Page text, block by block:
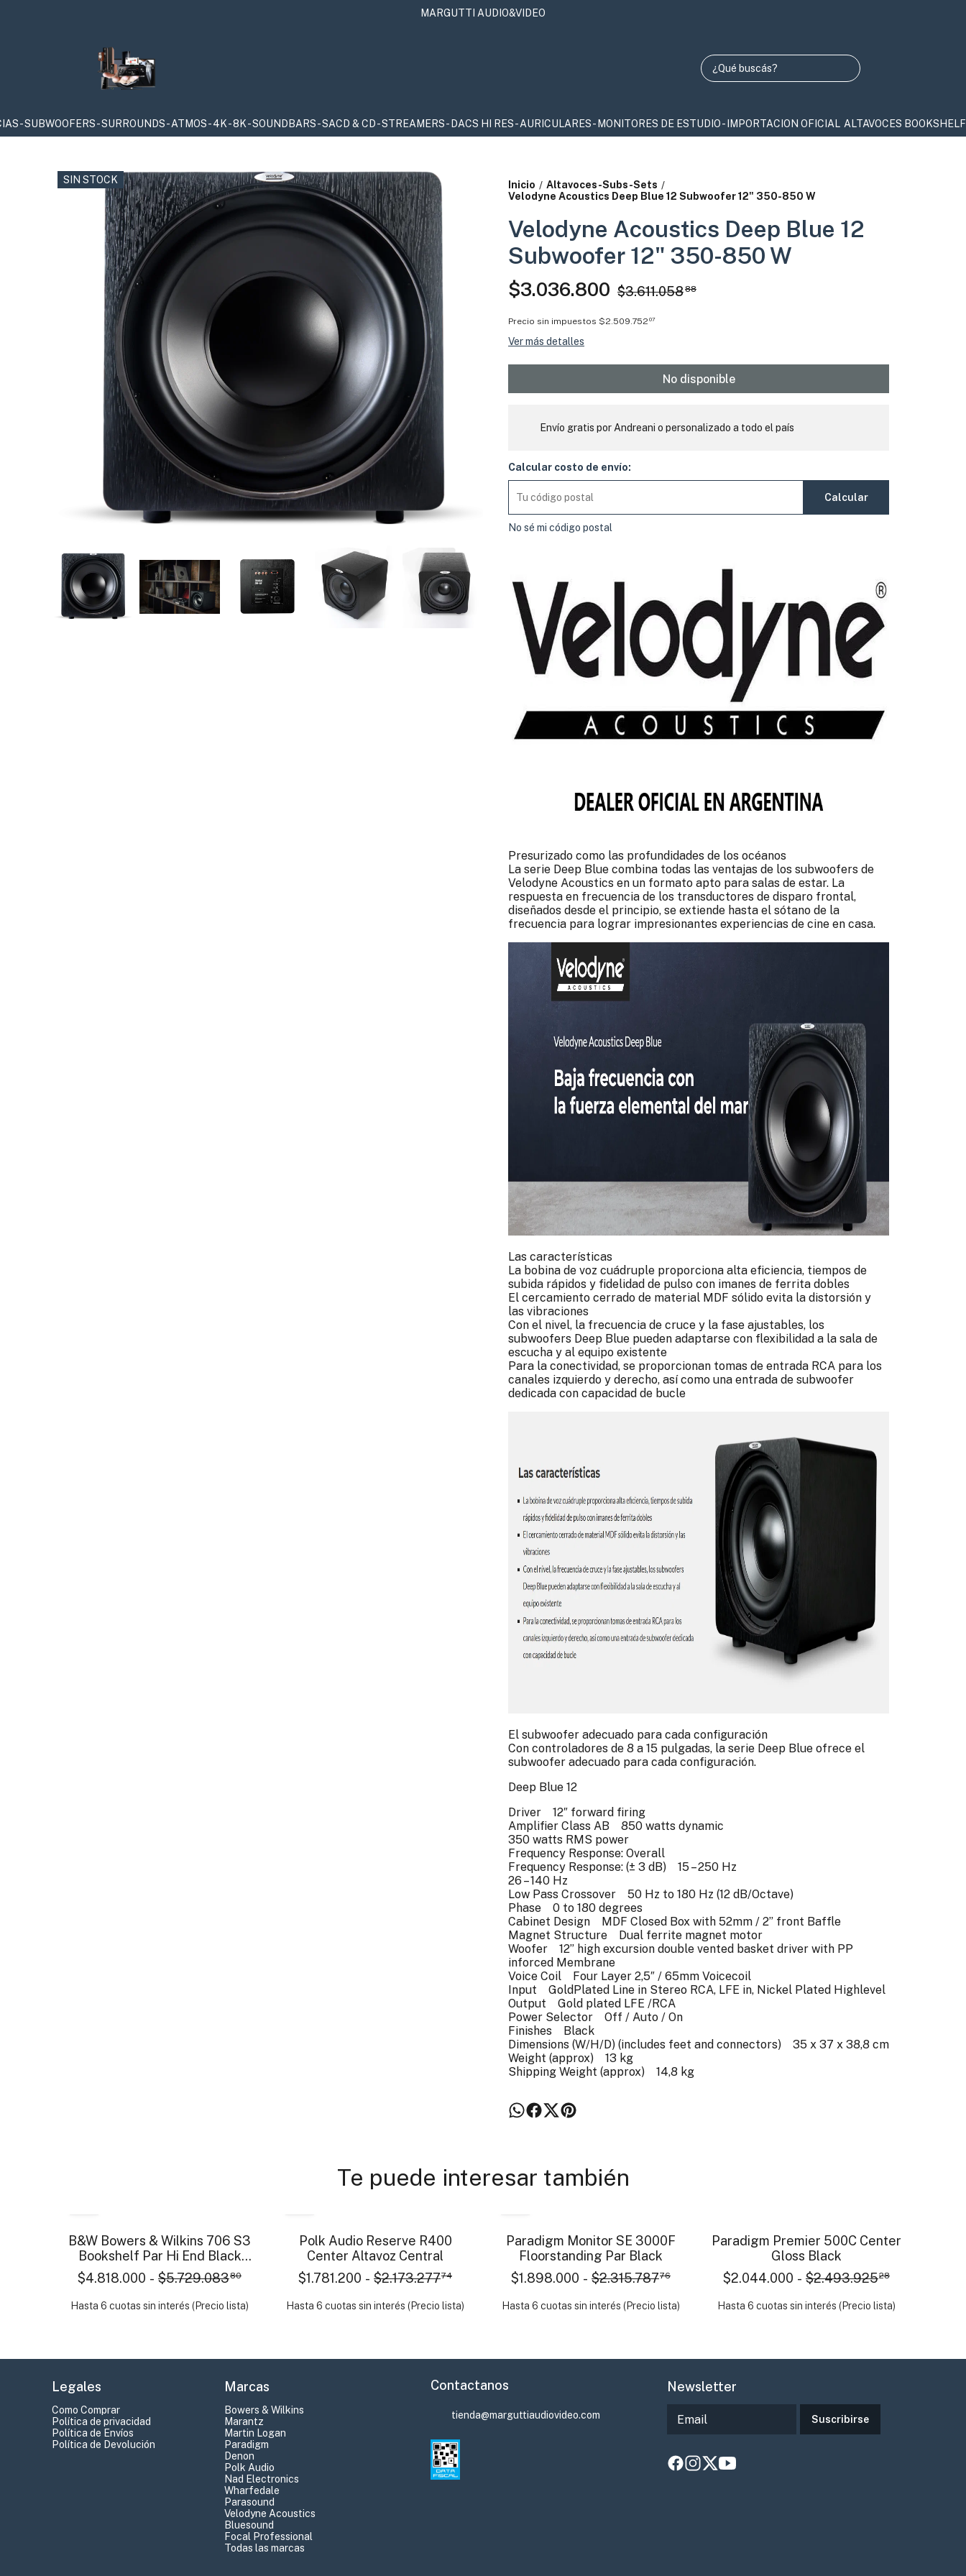
MARGUTTI AUDIO&VIDEO
- SURROUNDS - ATMOS - 4K - 8K - SOUNDBARS - SACD & CD - STREAMERS - DACS HI RES - AURICULARES - MONITORES DE ESTUDIO - IMPORTACION OFICIAL ALTAVOCES BOOKSHELFS Y
SIN STOCK Inicio / Altavoces-Subs-Sets /
Velodyne Acoustics Deep Blue 12 Subwoofer 12" 350-850 W
Velodyne Acoustics Deep Blue 12
Subwoofer 12" 350-850 W
$3.036.800 $3.611.05888
Precio sin impuestos $2.509.752 07
Ver más detalles
No disponible
Envío gratis por Andreani o personalizado a todo el país
Calcular costo de envío:
Calcular
No sé mi código postal
Presurizado como las profundidades de los océanos
La serie Deep Blue combina todas las ventajas de los subwoofers de
Velodyne Acoustics en un formato apto para salas de estar. La
respuesta en frecuencia de los transductores de disparo frontal,
diseñados desde el principio, se extiende hasta el sótano de la
frecuencia para lograr impresionantes experiencias de cine en casa.
Las características
La bobina de voz cuádruple proporciona alta eficiencia, tiempos de
subida rápidos y fidelidad de pulso con imanes de ferrita dobles
El cercamiento cerrado de material MDF sólido evita la distorsión y
las vibraciones
Con el nivel, la frecuencia de cruce y la fase ajustables, los
subwoofers Deep Blue pueden adaptarse con flexibilidad a la sala de
escucha y al equipo existente
Para la conectividad, se proporcionan tomas de entrada RCA para los
canales izquierdo y derecho, así como una entrada de subwoofer
dedicada con capacidad de bucle
El subwoofer adecuado para cada configuración
Con controladores de 8 a 15 pulgadas, la serie Deep Blue ofrece el
subwoofer adecuado para cada configuración.
Deep Blue 12
Driver 12″ forward firing
Amplifier Class AB 850 watts dynamic
350 watts RMS power
Frequency Response: Overall
Frequency Response: (± 3 dB) 15 – 250 Hz
26 – 140 Hz
Low Pass Crossover 50 Hz to 180 Hz (12 dB/Octave)
Phase 0 to 180 degrees
Cabinet Design MDF Closed Box with 52mm / 2” front Baffle
Magnet Structure Dual ferrite magnet motor
Woofer 12” high excursion double vented basket driver with PP
inforced Membrane
Voice Coil Four Layer 2,5″ / 65mm Voicecoil
Input GoldPlated Line in Stereo RCA, LFE in, Nickel Plated Highlevel
Output Gold plated LFE /RCA
Power Selector Off / Auto / On
Finishes Black
Dimensions (W/H/D) (includes feet and connectors) 35 x 37 x 38,8 cm
Weight (approx) 13 kg
Shipping Weight (approx) 14,8 kg
Te puede interesar también
- 15 %
B&W Bowers & Wilkins 706 S3
Bookshelf Par Hi End Black
Gloss
$4.818.000 - $5.729.08380
Hasta 6 cuotas sin interés (Precio lista)
- 18 %
Polk Audio Reserve R400
Center Altavoz Central
$1.781.200 - $2.173.27774
Hasta 6 cuotas sin interés (Precio lista)
- 18 %
Paradigm Monitor SE 3000F
Floorstanding Par Black
$1.898.000 - $2.315.78776
Hasta 6 cuotas sin interés (Precio lista)
SIN STOCK - 18 %
Paradigm Premier 500C Center
Gloss Black
$2.044.000 - $2.493.92528
Hasta 6 cuotas sin interés (Precio lista)
Legales
Como Comprar
Política de privacidad
Política de Envíos
Política de Devolución
Marcas
Bowers & Wilkins
Marantz
Martin Logan
Paradigm
Denon
Polk Audio
Nad Electronics
Wharfedale
Parasound
Velodyne Acoustics
Bluesound
Focal Professional
Todas las marcas
Contactanos
tienda@marguttiaudiovideo.com
Newsletter
Suscribirse